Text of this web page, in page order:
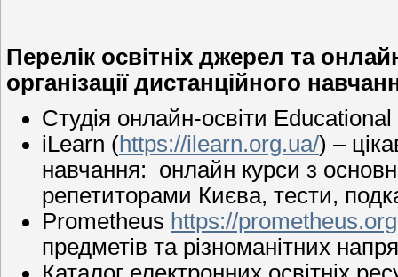
Перелік освітніх джерел та
організації дистанційного
Студія онлайн-освіти
iLearn (https://ilearn.org.ua/) –
навчання: онлайн курси з
репетиторами Києва, тести,
Prometheus https://
предметів та різноманітних